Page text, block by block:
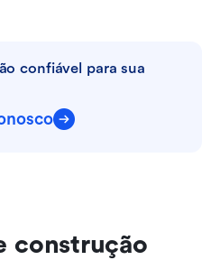
confiável para sua
construção